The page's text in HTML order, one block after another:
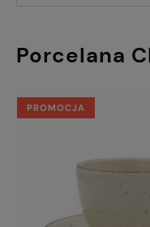
Porcelana
PROMOCJA